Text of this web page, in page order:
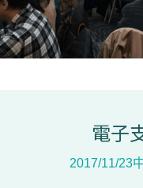
電子
2017/11/23